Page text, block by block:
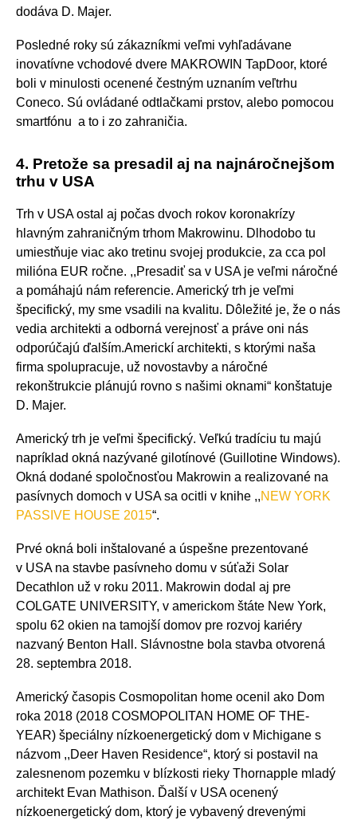
dodáva D. Majer.
Posledné roky sú zákazníkmi veľmi vyhľadávane
inovatívne vchodové dvere MAKROWIN TapDoor, ktoré
boli v minulosti ocenené čestným uznaním veľtrhu
Coneco. Sú ovládané odtlačkami prstov, alebo pomocou
smartfónu a to i zo zahraničia.
4. Pretože sa presadil aj na najnáročnejšom
trhu v USA
Trh v USA ostal aj počas dvoch rokov koronakrízy
hlavným zahraničným trhom Makrowinu. Dlhodobo tu
umiestňuje viac ako tretinu svojej produkcie, za cca pol
milióna EUR ročne. ,,Presadiť sa v USA je veľmi náročné
a pomáhajú nám referencie. Americký trh je veľmi
špecifický, my sme vsadili na kvalitu. Dôležité je, že o nás
vedia architekti a odborná verejnosť a práve oni nás
odporúčajú ďalším.Americkí architekti, s ktorými naša
firma spolupracuje, už novostavby a náročné
rekonštrukcie plánujú rovno s našimi oknami“ konštatuje
D. Majer.
Americký trh je veľmi špecifický. Veľkú tradíciu tu majú
napríklad okná nazývané gilotínové (Guillotine Windows).
Okná dodané spoločnosťou Makrowin a realizované na
pasívnych domoch v USA sa ocitli v knihe ,,NEW YORK
PASSIVE HOUSE 2015“.
Prvé okná boli inštalované a úspešne prezentované
v USA na stavbe pasívneho domu v súťaži Solar
Decathlon už v roku 2011. Makrowin dodal aj pre
COLGATE UNIVERSITY, v americkom štáte New York,
spolu 62 okien na tamojší domov pre rozvoj kariéry
nazvaný Benton Hall. Slávnostne bola stavba otvorená
28. septembra 2018.
Americký časopis Cosmopolitan home ocenil ako Dom
roka 2018 (2018 COSMOPOLITAN HOME OF THE-
YEAR) špeciálny nízkoenergetický dom v Michigane s
názvom ,,Deer Haven Residence“, ktorý si postavil na
zalesnenom pozemku v blízkosti rieky Thornapple mladý
architekt Evan Mathison. Ďalší v USA ocenený
nízkoenergetický dom, ktorý je vybavený drevenými